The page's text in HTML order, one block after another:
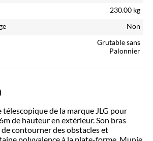
230.00 kg
Non
Grutable sans
Palonnier
télescopique de la marque JLG pour
de hauteur en extérieur. Son bras
contourner des obstacles et